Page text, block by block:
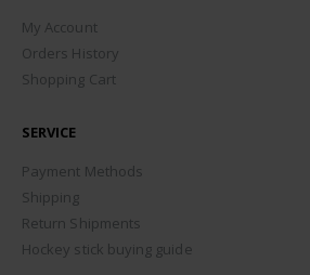
My Account
Orders History
Shopping Cart
SERVICE
Payment Methods
Shipping
Return Shipments
Hockey stick buying guide